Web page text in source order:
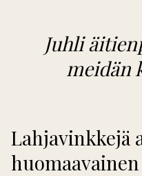
Juhli
meidän
Lahjavinkkejä